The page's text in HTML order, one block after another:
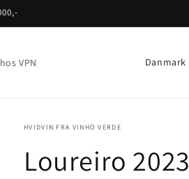
VPN
o
HVIDVIN FRA VINHO VERDE
Loureiro 2023